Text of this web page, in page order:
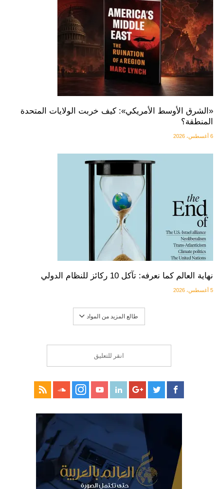
«الشرق الأوسط الأمريكي»: كيف خربت الولايات المتحدة
المنطقة؟
6 أغسطس، 2026
نهاية العالم كما نعرفه: تآكل 10 ركائز للنظام الدولي
5 أغسطس، 2026
طالع المزيد من المواد
انقر للتعليق